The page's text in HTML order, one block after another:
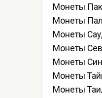
Монеты
Монеты
Монеты
Монеты
Монеты
Монеты
Монеты